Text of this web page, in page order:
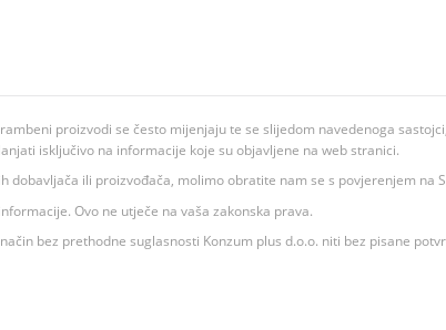
proizvodi se često mijenjaju te se slijedom navedenoga
isključivo na informacije koje su objavljene na web stranici.
ili proizvođača, molimo obratite nam se s povjerenjem na
Ovo ne utječe na vaša zakonska prava.
bez prethodne suglasnosti Konzum plus d.o.o. niti bez pisane